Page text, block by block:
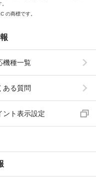
の商標です。
機種一覧
ある質問
ント表示設定